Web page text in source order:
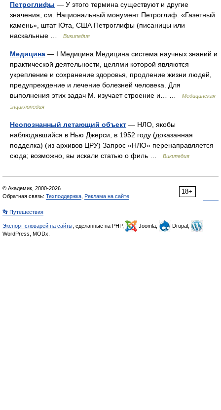
Петроглифы — У этого термина существуют и другие
значения, см. Национальный монумент Петроглиф. «Газетный
камень», штат Юта, США Петроглифы (писаницы или
наскальные …
Википедия
Медицина — I Медицина Медицина система научных знаний и
практической деятельности, целями которой являются
укрепление и сохранение здоровья, продление жизни людей,
предупреждение и лечение болезней человека. Для
выполнения этих задач М. изучает строение и… …
Медицинская
энциклопедия
Неопознанный летающий объект — НЛО, якобы
наблюдавшийся в Нью Джерси, в 1952 году (доказанная
подделка) (из архивов ЦРУ) Запрос «НЛО» перенаправляется
сюда; возможно, вы искали статью о филь …
Википедия
18+
© Академик, 2000-2026
Обратная связь: Техподдержка Реклама на сайте
👣 Путешествия
Экспорт словарей на сайты , сделанные на PHP, Joomla,
Drupal,
WordPress, MODx.